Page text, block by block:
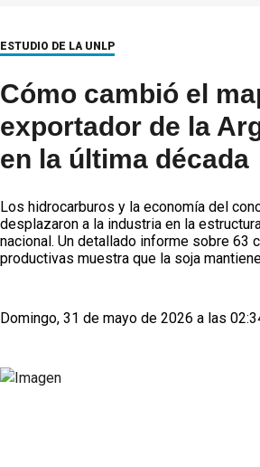
ESTUDIO DE LA UNLP
Cómo cambió el
exportador de la
en la última década
Los hidrocarburos y la economía del
desplazaron a la industria en la
nacional. Un detallado informe sobre 63
productivas muestra que la soja
Domingo, 31 de mayo de 2026 a las